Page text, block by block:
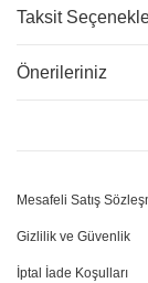
Taksit
Önerileriniz
Mesafeli Satış
Gizlilik ve Güvenlik
İptal İade Koşulları